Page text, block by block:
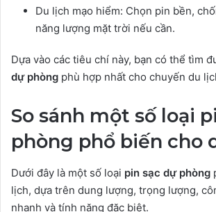
Du lịch mạo hiểm: Chọn pin bền,
năng lượng mặt trời nếu cần.
Dựa vào các tiêu chí này, bạn có thể tìm
dự phòng phù hợp nhất cho chuyến du
So sánh một số loại
phòng phổ biến cho
Dưới đây là một số loại pin sạc dự phòng
lịch, dựa trên dung lượng, trọng lượng,
nhanh và tính năng đặc biệt.